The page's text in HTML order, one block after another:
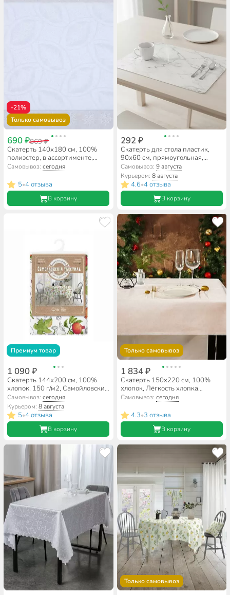
-21%
Только самовывоз
690 ₽869 ₽
Скатерть 140х180 см, 100%
полиэстер, в ассортименте,
T2020-2664
Самовывоз:сегодня
5•4 отзыва
В корзину
292 ₽
Скатерть для стола пластик,
90х60 см, прямоугольная,
пластик, Сильвер
Самовывоз: 9 августа
Курьером: 8 августа
4.6•4 отзыва
В корзину
Премиум товар
1 090 ₽
Скатерть 144х200 см, 100%
хлопок, 150 г/м2, Самойловский
текстиль, Этюды
Самовывоз:сегодня
Курьером:8 августа
5•4 отзыва
В корзину
Только самовывоз
1 834 ₽
Скатерть 150х220 см, 100%
хлопок, Лёгкость хлопка
Кружева, шампань, AI-1504039
Самовывоз: сегодня
4.3•3 отзыва
В корзину
Только самовывоз